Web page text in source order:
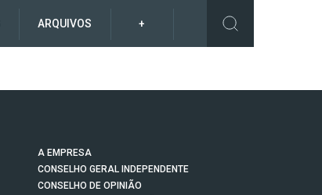
ARQUIVOS +
A EMPRESA
CONSELHO GERAL INDEPENDENTE
CONSELHO DE OPINIÃO